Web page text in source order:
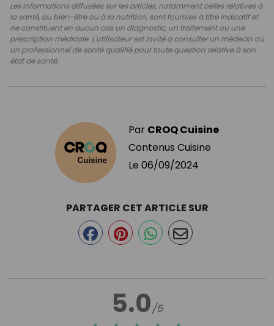
Les informations diffusées sur les articles, notamment celles relatives à
la santé, au bien-être ou à la nutrition, sont fournies à titre indicatif et
ne constituent en aucun cas un diagnostic, un traitement ou une
prescription médicale. L'utilisateur est invité à consulter un médecin ou
un professionnel de santé qualifié pour toute question relative à son
état de santé.
Par CROQ Cuisine
Contenus Cuisine
Le 06/09/2024
5.0/5
PARTAGER CET ARTICLE SUR